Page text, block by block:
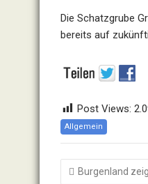
Die Schatzgrube
bereits auf
Post Views:
Allgemein
Burgenland